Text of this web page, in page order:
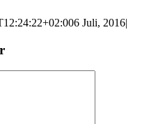
6 Juli, 2016|